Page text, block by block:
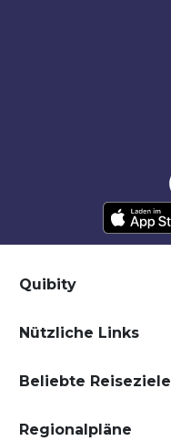
Quibity
Nützliche Links
Beliebte Reiseziele
Regionalpläne